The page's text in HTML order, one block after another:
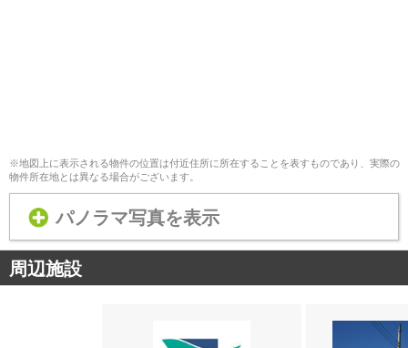
※地図上に表示される物件の位置は付近住所に所在することを表すものであり、実際の
物件所在地とは異なる場合がございます。
パノラマ写真を表示
周辺施設